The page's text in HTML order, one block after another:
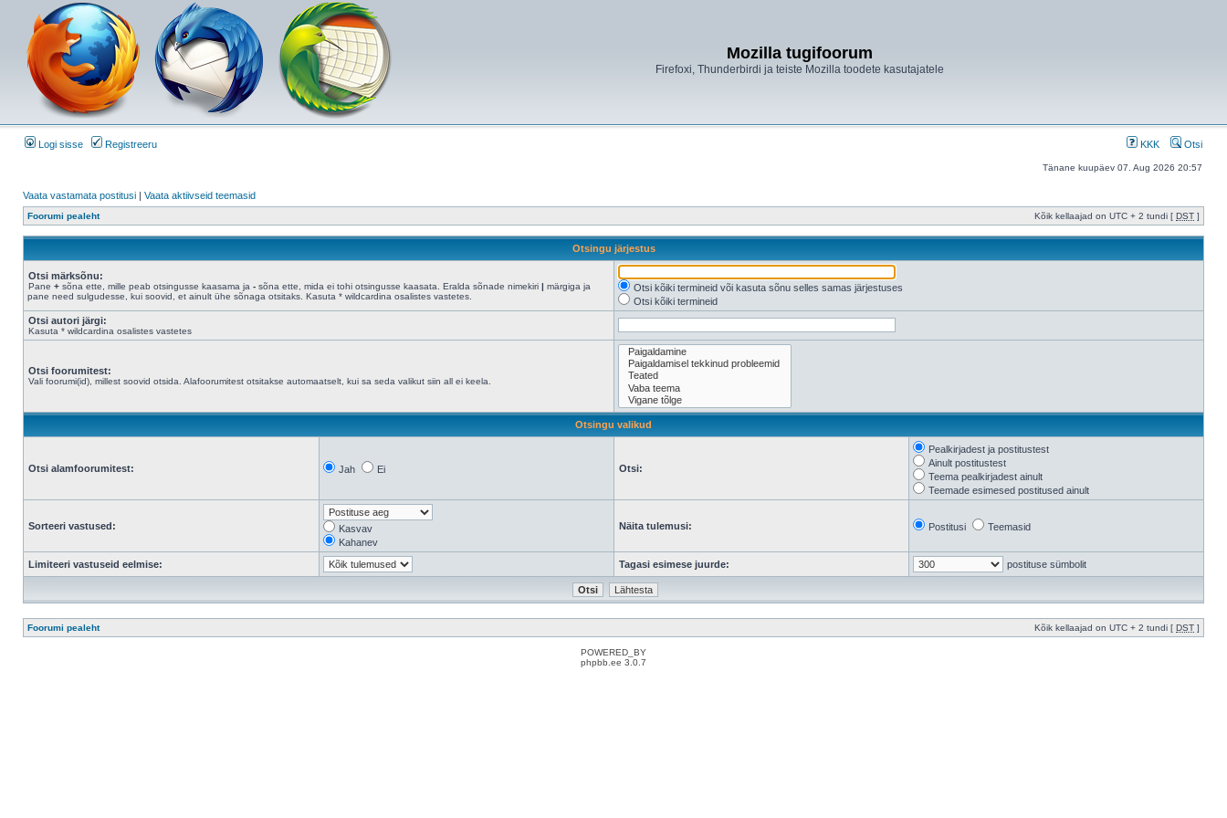
Mozilla tugifoorum
Firefoxi, Thunderbirdi ja teiste Mozilla toodete kasutajatele
Logi sisse Registreeru KKK Otsi
Tänane kuupäev 07. Aug 2026 20:57
Vaata vastamata postitusi | Vaata aktiivseid teemasid
Foorumi pealeht Kõik kellaajad on UTC + 2 tundi [ DST ]
Otsingu järjestus
Otsi märksõnu:
Pane + sõna ette, mille peab otsingusse kaasama ja - sõna ette, mida ei tohi otsingusse kaasata. Eralda sõnade nimekiri | märgiga ja
pane need sulgudesse, kui soovid, et ainult ühe sõnaga otsitaks. Kasuta * wildcardina osalistes vastetes.
Otsi kõiki termineid või kasuta sõnu selles samas järjestuses
Otsi kõiki termineid
Otsi autori järgi:
Kasuta * wildcardina osalistes vastetes
Otsi foorumitest:
Vali foorumi(id), millest soovid otsida. Alafoorumitest otsitakse automaatselt, kui sa seda valikut siin all ei keela.
Otsingu valikud
Otsi alamfoorumitest: Jah Ei Otsi:
Pealkirjadest ja postitustest
Ainult postitustest
Teema pealkirjadest ainult
Teemade esimesed postitused ainult
Sorteeri vastused:
Kasvav
Kahanev
Näita tulemusi: Postitusi Teemasid
Limiteeri vastuseid eelmise: Tagasi esimese juurde: postituse sümbolit
Foorumi pealeht Kõik kellaajad on UTC + 2 tundi [ DST ]
POWERED_BY
phpbb.ee 3.0.7